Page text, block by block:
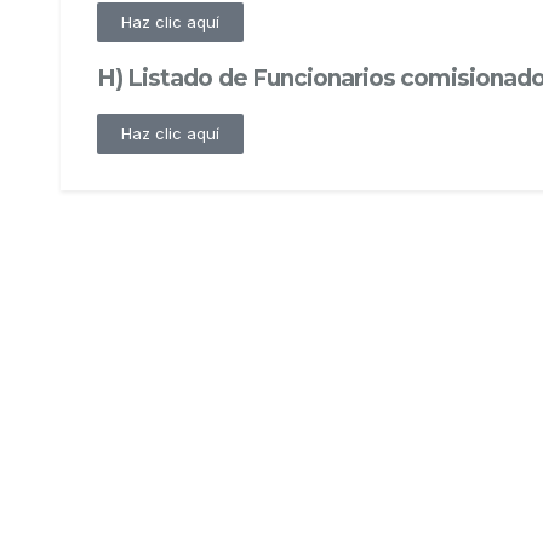
Haz clic aquí
H) Listado de Funcionarios
Haz clic aquí